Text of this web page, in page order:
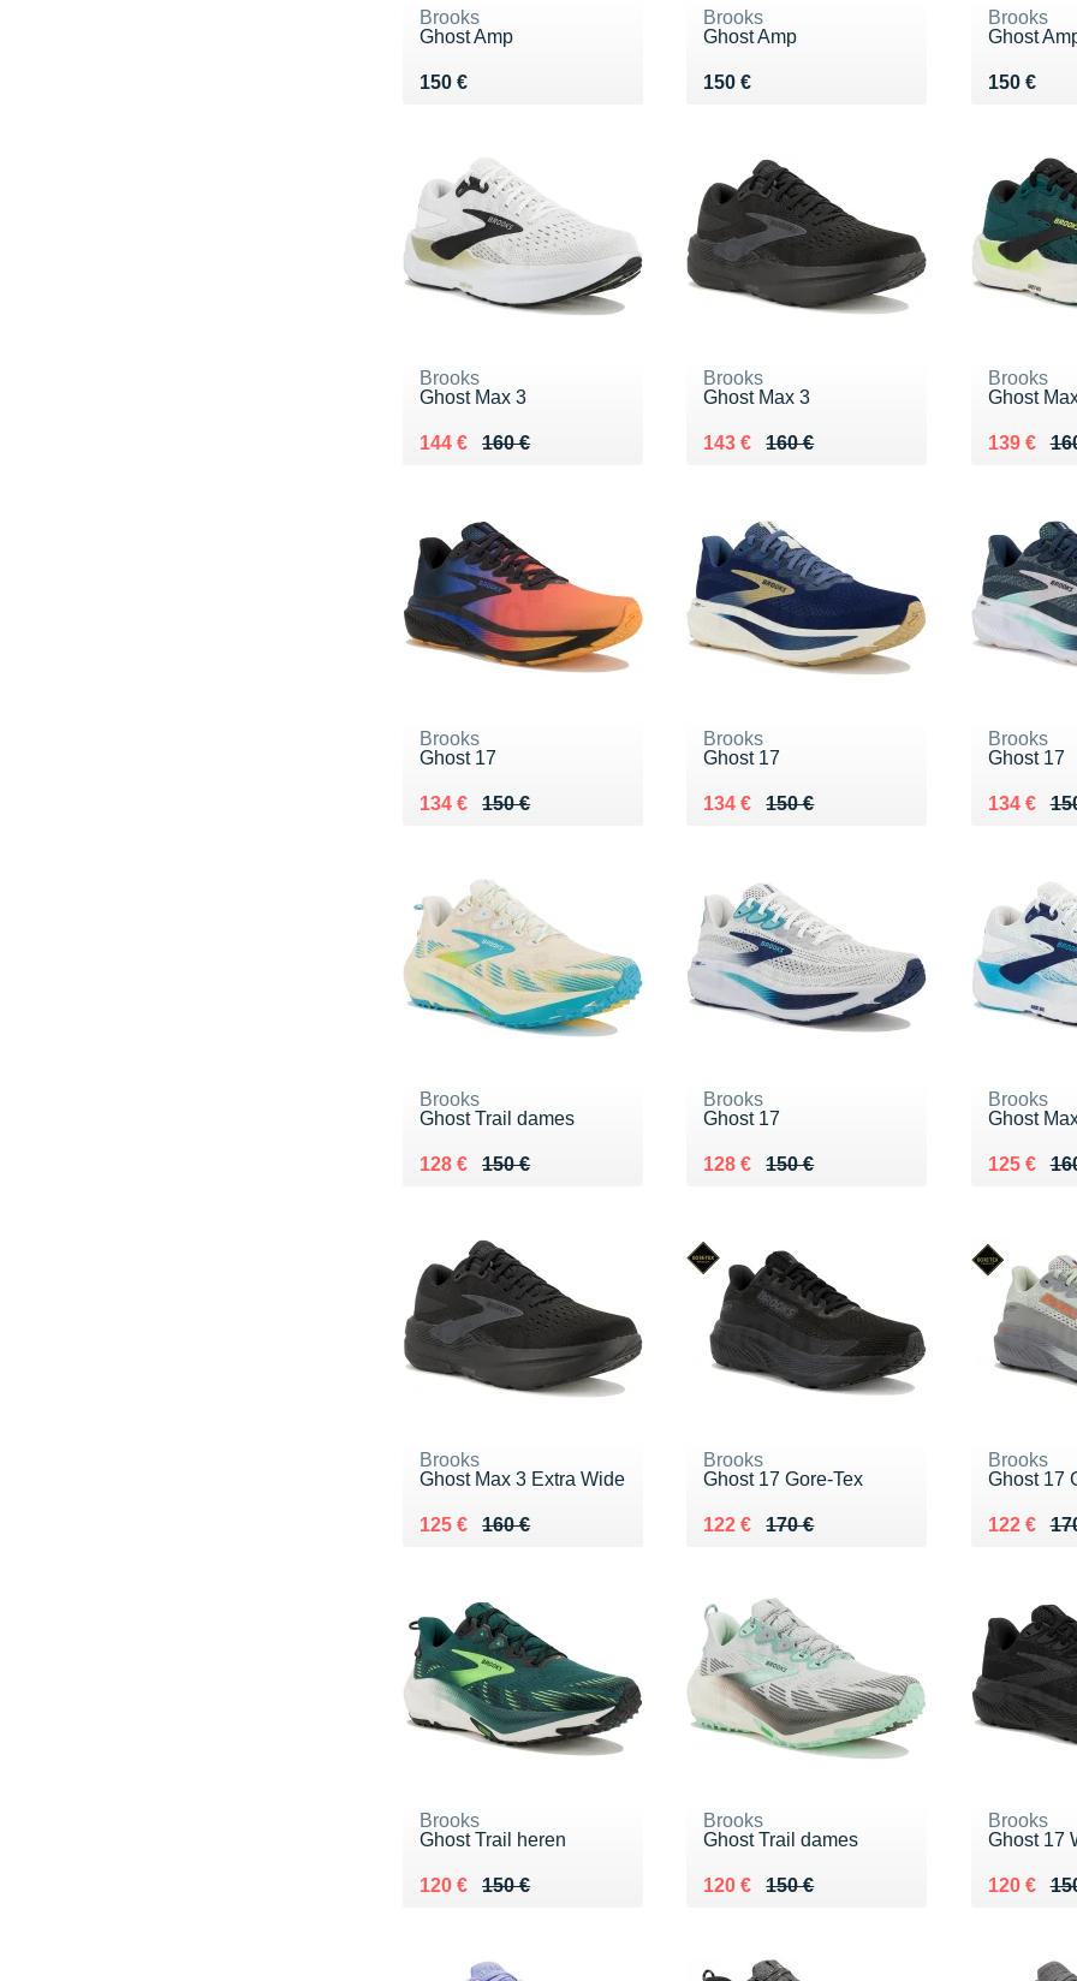
Brooks
Ghost Amp
150 €
Vendu 150 €
Brooks
Ghost Amp
150 €
Vendu 150 €
Brooks
Ghost
150 €
Vendu 150
Brooks
Ghost Max 3
160 €
Au lieu de 160 €
144 €
Vendu 144 €
Brooks
Ghost Max 3
160 €
Au lieu de 160 €
143 €
Vendu 143 €
Brooks
Ghost
Au lieu de
139 €
Vendu
Brooks
Ghost 17
150 €
Au lieu de 150 €
134 €
Vendu 134 €
Brooks
Ghost 17
150 €
Au lieu de 150 €
134 €
Vendu 134 €
Brooks
Ghost 17
Au lieu de
134 €
Vendu
Brooks
Ghost Trail dames
150 €
Au lieu de 150 €
128 €
Vendu 128 €
Brooks
Ghost 17
150 €
Au lieu de 150 €
128 €
Vendu 128 €
Brooks
Ghost
Au lieu de
125 €
Vendu
Brooks
Ghost Max 3 Extra Wide
160 €
Au lieu de 160 €
125 €
Vendu 125 €
Brooks
Ghost 17 Gore-Tex
170 €
Au lieu de 170 €
122 €
Vendu 122 €
Brooks
Ghost 17
Au lieu de
122 €
Vendu
Brooks
Ghost Trail heren
150 €
Au lieu de 150 €
120 €
Vendu 120 €
Brooks
Ghost Trail dames
150 €
Au lieu de 150 €
120 €
Vendu 120 €
Brooks
Ghost 17
Au lieu de
120 €
Vendu